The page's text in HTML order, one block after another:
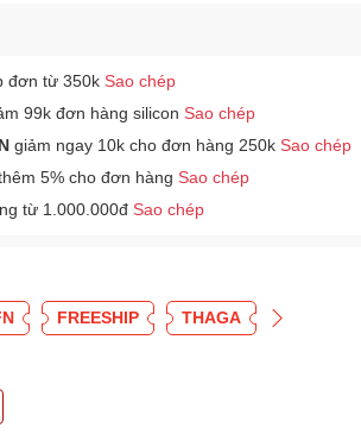
đơn từ 350k Sao chép
99k đơn hàng silicon Sao chép
giảm ngay 10k cho đơn hàng 250k Sao chép
5% cho đơn hàng Sao chép
từ 1.000.000đ Sao chép
FREESHIP THAGA